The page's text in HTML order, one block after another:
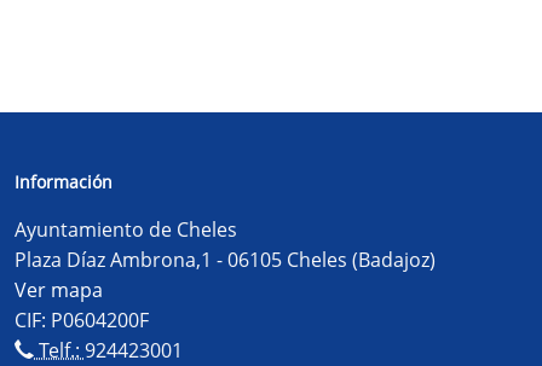
Información
Ayuntamiento de Cheles
Plaza Díaz Ambrona,1 - 06105 Cheles (Badajoz)
Ver mapa
CIF: P0604200F
Telf.: 924423001